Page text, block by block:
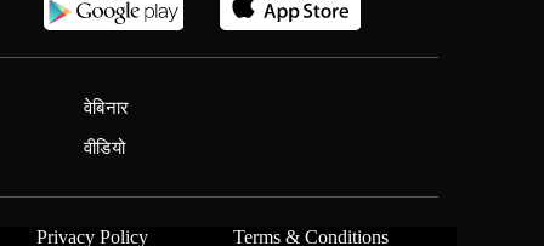
वेबिनार
वीडियो
Privacy Policy Terms & Conditions